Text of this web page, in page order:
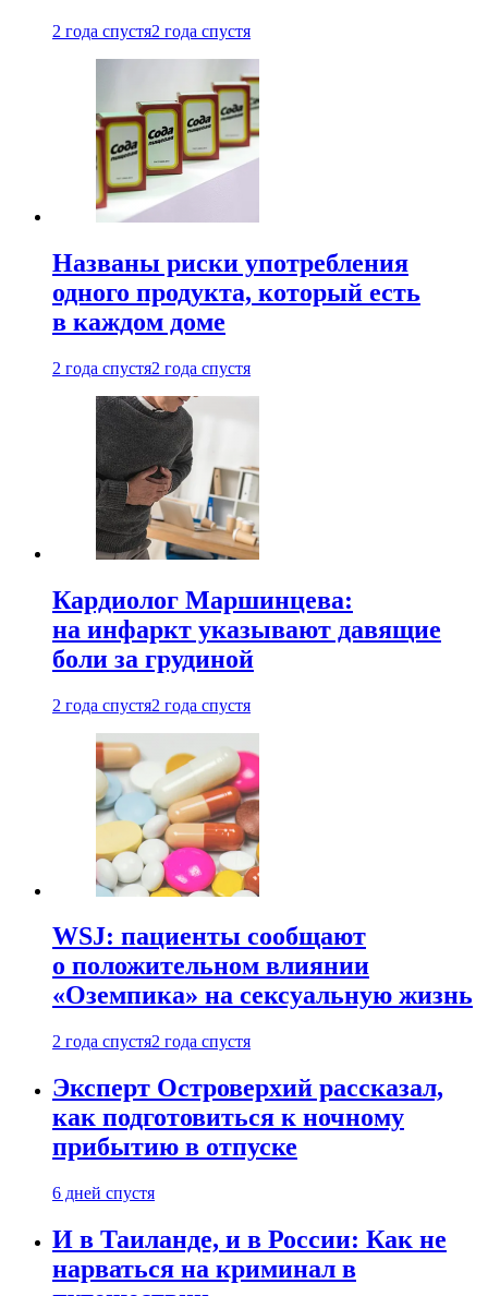
2 года спустя2 года спустя
Названы риски употребления
одного продукта, который есть
в каждом доме
2 года спустя2 года спустя
Кардиолог Маршинцева:
на инфаркт указывают давящие
боли за грудиной
2 года спустя2 года спустя
WSJ: пациенты сообщают
о положительном влиянии
«Оземпика» на сексуальную жизнь
2 года спустя2 года спустя
Эксперт Островерхий рассказал,
как подготовиться к ночному
прибытию в отпуске
6 дней спустя
И в Таиланде, и в России: Как не
нарваться на криминал в